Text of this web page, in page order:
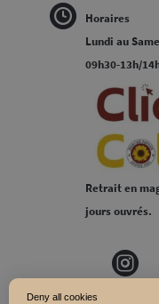
Horaires
Lundi au
09h30-13h/
Retrait en
jours ouvrés.
Deny all cookies